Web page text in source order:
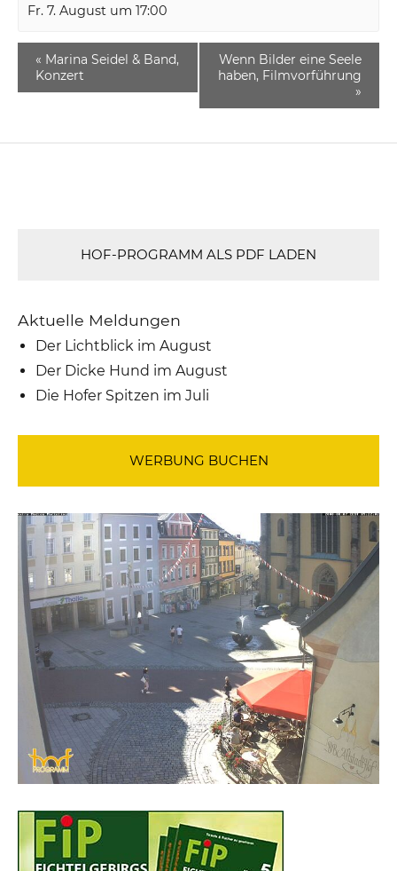
Fr. 7. August um 17:00
« Marina Seidel & Band,
Konzert
Wenn Bilder eine Seele
haben, Filmvorführung
»
HOF-PROGRAMM ALS PDF LADEN
Aktuelle Meldungen
Der Lichtblick im August
Der Dicke Hund im August
Die Hofer Spitzen im Juli
WERBUNG BUCHEN